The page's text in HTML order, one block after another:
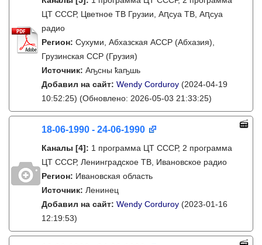
ЦТ СССР, Цветное ТВ Грузии, Аԥсуа ТВ, Аԥсуа
радио
Регион: Cухуми, Абхазская АССР (Абхазия),
Грузинская ССР (Грузия)
Источник: Аҧсны ҟаҧшь
Добавил на сайт: Wendy Corduroy (2024-04-19
10:52:25) (Обновлено: 2026-05-03 21:33:25)
18-06-1990 - 24-06-1990
Каналы [4]: 1 программа ЦТ СССР, 2 программа
ЦТ СССР, Ленинградское ТВ, Ивановское радио
Регион: Ивановская область
Источник: Ленинец
Добавил на сайт: Wendy Corduroy (2023-01-16
12:19:53)